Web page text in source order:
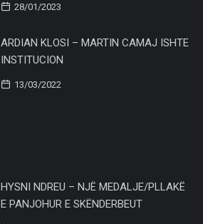
28/01/2023
ARDIAN KLOSI – MARTIN CAMAJ ISHTE
INSTITUCION
13/03/2022
HYSNI NDREU – NJË MEDALJE/PLLAKË
E PANJOHUR E SKËNDERBEUT